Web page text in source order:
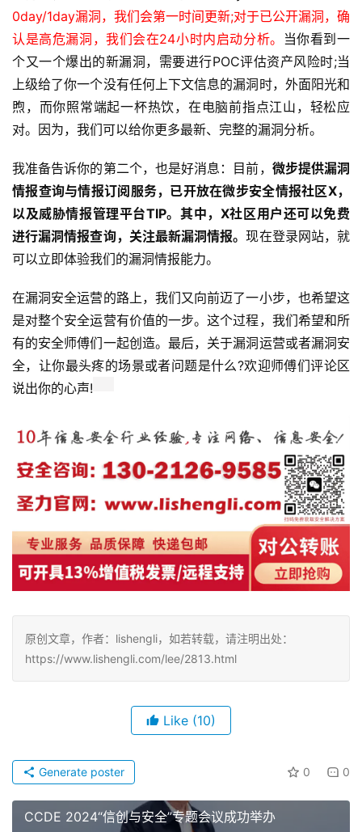
0day/1day漏洞，我们会第一时间更新;对于已公开漏洞，确
认是高危漏洞，我们会在24小时内启动分析。
当你看到一
个又一个爆出的新漏洞，需要进行POC评估资产风险时;当
上级给了你一个没有任何上下文信息的漏洞时，外面阳光和
煦，而你照常端起一杯热饮，在电脑前指点江山，轻松应
对。因为，我们可以给你更多最新、完整的漏洞分析。
我准备告诉你的第二个，也是好消息：目前， 微步提供漏洞
情报查询与情报订阅服务，已开放在微步安全情报社区X，
以及威胁情报管理平台TIP。其中，X社区用户还可以免费
进行漏洞情报查询，关注最新漏洞情报。现在登录网站，就
可以立即体验我们的漏洞情报能力。
在漏洞安全运营的路上，我们又向前迈了一小步，也希望这
是对整个安全运营有价值的一步。这个过程，我们希望和所
有的安全师傅们一起创造。最后，关于漏洞运营或者漏洞安
全，让你最头疼的场景或者问题是什么?欢迎师傅们评论区
说出你的心声!
原创文章，作者：lishengli，如若转载，请注明出处：
https://www.lishengli.com/lee/2813.html
Like (10)
0 0
Generate poster
CCDE 2024“信创与安全”专题会议成功举办